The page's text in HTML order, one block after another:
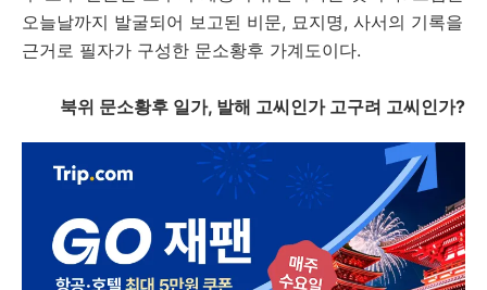
오늘날까지 발굴되어 보고된 비문, 묘지명, 사서의 기록을
근거로 필자가 구성한 문소황후 가계도이다.
북위 문소황후 일가, 발해 고씨인가 고구려 고씨인가?